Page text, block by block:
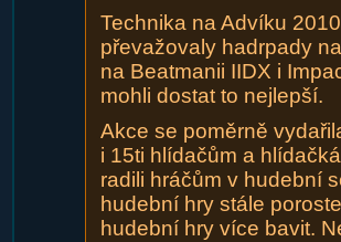
Technika na Advíku
převažovaly hadrpady
na Beatmanii IIDX i
mohli dostat to nejlepší.
Akce se poměrně
i 15ti hlídačům a
radili hráčům v hudební
hudební hry stále
hudební hry více bavit.